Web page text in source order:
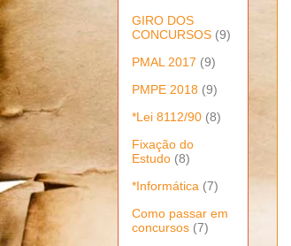
GIRO DOS
CONCURSOS (9)
PMAL 2017 (9)
PMPE 2018 (9)
*Lei 8112/90 (8)
Fixação do
Estudo (8)
*Informática (7)
Como passar em
concursos (7)